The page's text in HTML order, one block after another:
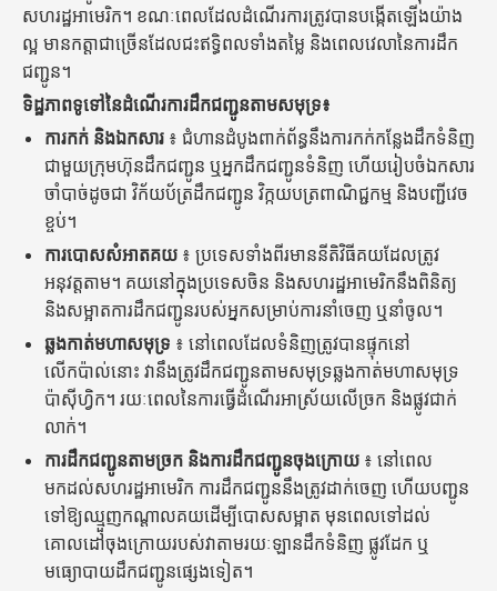
សហរដ្ឋអាមេរិក។ ខណៈពេលដែលដំណើរការត្រូវបានបង្កើតឡើងយ៉ាង
ល្អ មានកត្តាជាច្រើនដែលជះឥទ្ធិពលទាំងតម្លៃ និងពេលវេលានៃការដឹក
ជញ្ជូន។
ទិដ្ឋភាពទូទៅនៃដំណើរការដឹកជញ្ជូនតាមសមុទ្រ៖
ការកក់ និងឯកសារ ៖ ជំហានដំបូងពាក់ព័ន្ធនឹងការកក់កន្លែងដឹកទំនិញ
ជាមួយក្រុមហ៊ុនដឹកជញ្ជូន ឬអ្នកដឹកជញ្ជូនទំនិញ ហើយរៀបចំឯកសារ
ចាំបាច់ដូចជា វិក័យប័ត្រដឹកជញ្ជូន វិក្កយបត្រពាណិជ្ជកម្ម និងបញ្ជីវេច
ខ្ចប់។
ការបោសសំអាតគយ ៖ ប្រទេសទាំងពីរមាននីតិវិធីគយដែលត្រូវ
អនុវត្តតាម។ គយនៅក្នុងប្រទេសចិន និងសហរដ្ឋអាមេរិកនឹងពិនិត្យ
និងសម្អាតការដឹកជញ្ជូនរបស់អ្នកសម្រាប់ការនាំចេញ ឬនាំចូល។
ឆ្លងកាត់មហាសមុទ្រ ៖ នៅពេលដែលទំនិញត្រូវបានផ្ទុកនៅ
លើកប៉ាល់នោះ វានឹងត្រូវដឹកជញ្ជូនតាមសមុទ្រឆ្លងកាត់មហាសមុទ្រ
ប៉ាស៊ីហ្វិក។ រយៈពេលនៃការធ្វើដំណើរអាស្រ័យលើច្រក និងផ្លូវជាក់
លាក់។
ការដឹកជញ្ជូនតាមច្រក និងការដឹកជញ្ជូនចុងក្រោយ ៖ នៅពេល
មកដល់សហរដ្ឋអាមេរិក ការដឹកជញ្ជូននឹងត្រូវដាក់ចេញ ហើយបញ្ជូន
ទៅឱ្យឈ្មួញកណ្តាលគយដើម្បីបោសសម្អាត មុនពេលទៅដល់
គោលដៅចុងក្រោយរបស់វាតាមរយៈឡានដឹកទំនិញ ផ្លូវដែក ឬ
មធ្យោបាយដឹកជញ្ជូនផ្សេងទៀត។